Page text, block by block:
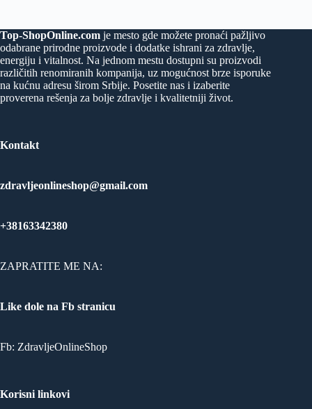
Top-ShopOnline.com je mesto gde možete pronaći pažljivo
odabrane prirodne proizvode i dodatke ishrani za zdravlje,
energiju i vitalnost. Na jednom mestu dostupni su proizvodi
različitih renomiranih kompanija, uz mogućnost brze isporuke
na kućnu adresu širom Srbije. Posetite nas i izaberite
proverena rešenja za bolje zdravlje i kvalitetniji život.
Kontakt
zdravljeonlineshop@gmail.com
+38163342380
ZAPRATITE ME NA:
Like dole na Fb stranicu
Fb: ZdravljeOnlineShop
Korisni linkovi